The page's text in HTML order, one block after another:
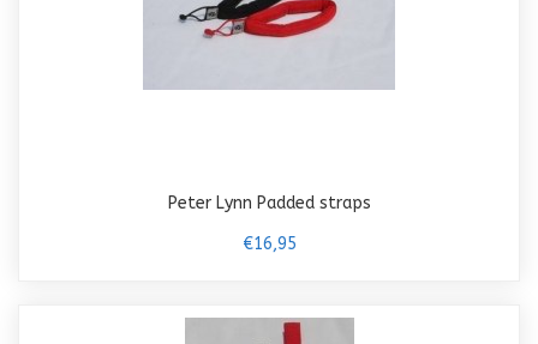
Peter Lynn Padded straps
€16,95